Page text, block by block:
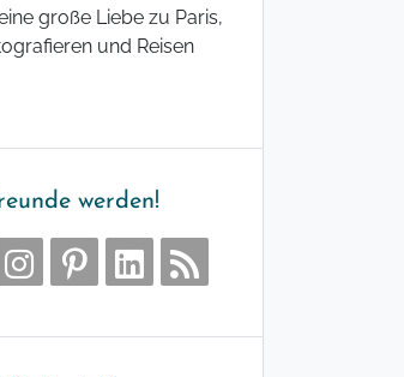
große Liebe zu Paris,
und Reisen
werden!